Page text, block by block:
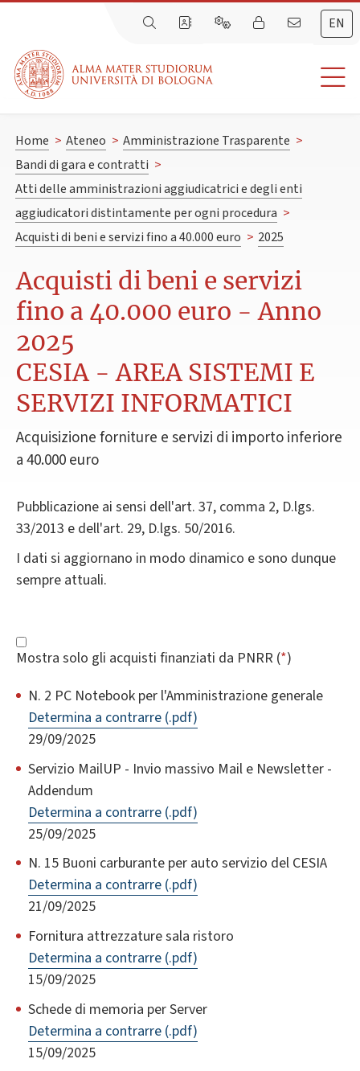
EN
Home > Ateneo > Amministrazione Trasparente >
Bandi di gara e contratti >
Atti delle amministrazioni aggiudicatrici e degli enti
aggiudicatori distintamente per ogni procedura >
Acquisti di beni e servizi fino a 40.000 euro > 2025
Acquisti di beni e servizi
fino a 40.000 euro - Anno
2025
CESIA - AREA SISTEMI E
SERVIZI INFORMATICI
Acquisizione forniture e servizi di importo inferiore
a 40.000 euro
Pubblicazione ai sensi dell'art. 37, comma 2, D.lgs.
33/2013 e dell'art. 29, D.lgs. 50/2016.
I dati si aggiornano in modo dinamico e sono dunque
sempre attuali.
Mostra solo gli acquisti finanziati da PNRR (*)
N. 2 PC Notebook per l'Amministrazione generale
Determina a contrarre (.pdf)
29/09/2025
Servizio MailUP - Invio massivo Mail e Newsletter -
Addendum
Determina a contrarre (.pdf)
25/09/2025
N. 15 Buoni carburante per auto servizio del CESIA
Determina a contrarre (.pdf)
21/09/2025
Fornitura attrezzature sala ristoro
Determina a contrarre (.pdf)
15/09/2025
Schede di memoria per Server
Determina a contrarre (.pdf)
15/09/2025